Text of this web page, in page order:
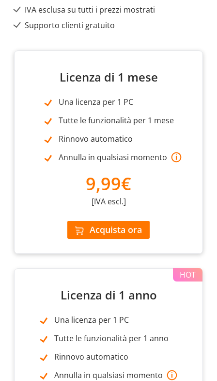
IVA esclusa su tutti i prezzi mostrati
Supporto clienti gratuito
Licenza di 1 mese
Una licenza per 1 PC
Tutte le funzionalità per 1 mese
Rinnovo automatico
Annulla in qualsiasi momento
9,99€
[IVA escl.]
Acquista ora
Licenza di 1 anno
Una licenza per 1 PC
Tutte le funzionalità per 1 anno
Rinnovo automatico
Annulla in qualsiasi momento